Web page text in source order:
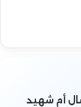
أم شهيد